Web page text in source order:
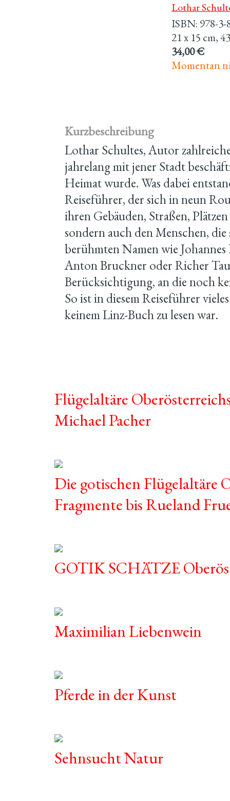
Lothar
ISBN: 978-3-
21 x 15 cm,
34,00 €
Momentan
Kurzbeschreibung
Lothar Schultes, Autor
jahrelang mit jener Stadt
Heimat wurde. Was dabei
Reiseführer, der sich in neun
ihren Gebäuden, Straßen,
sondern auch den Menschen,
berühmten Namen wie
Anton Bruckner oder Richer
Berücksichtigung, an die noch
So ist in diesem Reiseführer
keinem Linz-Buch zu lesen war.
Flügelaltäre
Michael Pacher
Die gotischen Flügelaltäre
Fragmente bis Rueland
GOTIK SCHÄTZE
Maximilian Liebenwein
Pferde in der Kunst
Sehnsucht Natur